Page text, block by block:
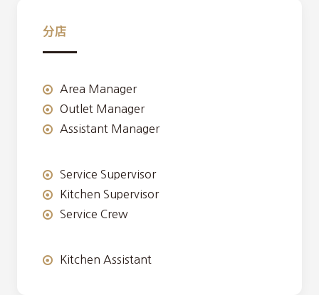
分店
Area Manager
Outlet Manager
Assistant Manager
Service Supervisor
Kitchen Supervisor
Service Crew
Kitchen Assistant